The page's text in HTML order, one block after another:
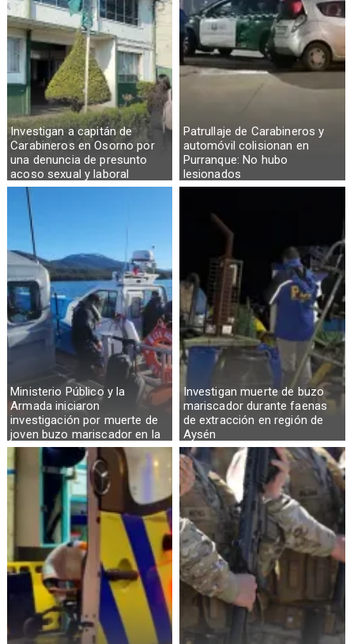
Investigan a capitán de
Carabineros en Osorno por
una denuncia de presunto
acoso sexual y laboral
Patrullaje de Carabineros y
automóvil colisionan en
Purranque: No hubo
lesionados
Ministerio Público y la
Armada iniciaron
investigación por muerte de
joven buzo mariscador en la
Región de Aysén
Investigan muerte de buzo
mariscador durante faenas
de extracción en región de
Aysén